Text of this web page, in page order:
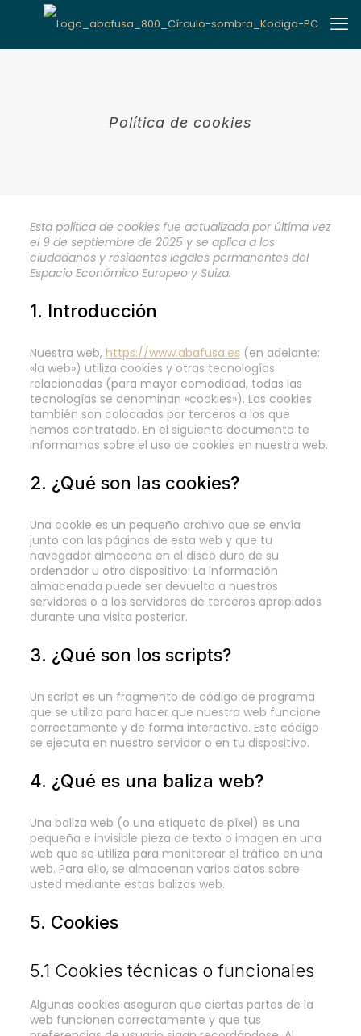
Política de cookies
Esta política de cookies fue actualizada por última vez
el 9 de septiembre de 2025 y se aplica a los
ciudadanos y residentes legales permanentes del
Espacio Económico Europeo y Suiza.
1. Introducción
Nuestra web, https://www.abafusa.es (en adelante:
«la web») utiliza cookies y otras tecnologías
relacionadas (para mayor comodidad, todas las
tecnologías se denominan «cookies»). Las cookies
también son colocadas por terceros a los que
hemos contratado. En el siguiente documento te
informamos sobre el uso de cookies en nuestra web.
2. ¿Qué son las cookies?
Una cookie es un pequeño archivo que se envía
junto con las páginas de esta web y que tu
navegador almacena en el disco duro de su
ordenador u otro dispositivo. La información
almacenada puede ser devuelta a nuestros
servidores o a los servidores de terceros apropiados
durante una visita posterior.
3. ¿Qué son los scripts?
Un script es un fragmento de código de programa
que se utiliza para hacer que nuestra web funcione
correctamente y de forma interactiva. Este código
se ejecuta en nuestro servidor o en tu dispositivo.
4. ¿Qué es una baliza web?
Una baliza web (o una etiqueta de píxel) es una
pequeña e invisible pieza de texto o imagen en una
web que se utiliza para monitorear el tráfico en una
web. Para ello, se almacenan varios datos sobre
usted mediante estas balizas web.
5. Cookies
5.1 Cookies técnicas o funcionales
Algunas cookies aseguran que ciertas partes de la
web funcionen correctamente y que tus